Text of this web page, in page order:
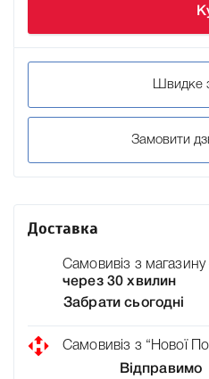
Швидке
Замовити
Доставка
Самовивіз з магазину
через 30 хвилин
Забрати сьогодні
Самовивіз з “Нової
Відправимо